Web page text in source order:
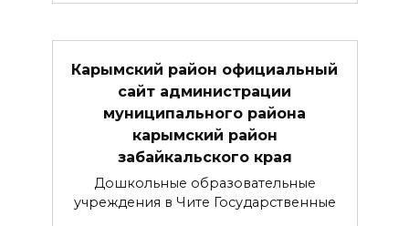
Карымский район официальный
сайт администрации
муниципального района
карымский район
забайкальского края
Дошкольные образовательные
учреждения в Чите Государственные